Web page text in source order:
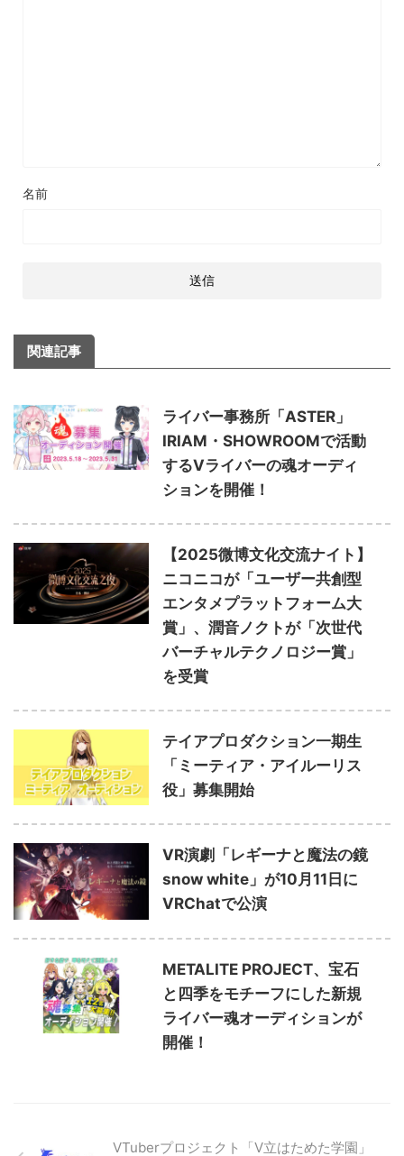
名前
関連記事
ライバー事務所「ASTER」
IRIAM・SHOWROOMで活動
するVライバーの魂オーディ
ションを開催！
【2025微博文化交流ナイト】
ニコニコが「ユーザー共創型
エンタメプラットフォーム大
賞」、潤音ノクトが「次世代
バーチャルテクノロジー賞」
を受賞
テイアプロダクション一期生
「ミーティア・アイルーリス
役」募集開始
VR演劇「レギーナと魔法の鏡
snow white」が10月11日に
VRChatで公演
METALITE PROJECT、宝石
と四季をモチーフにした新規
ライバー魂オーディションが
開催！
VTuberプロジェクト「V立はためた学園」